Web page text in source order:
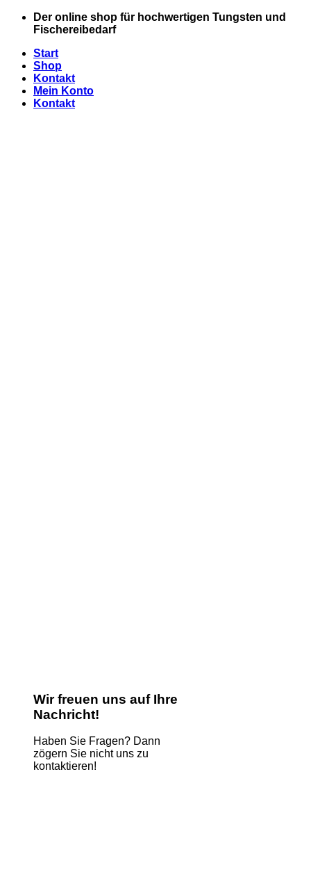
Zum
Der online shop für hochwertigen Tungsten und
Fischereibedarf
Start
Shop
Kontakt
Mein Konto
Kontakt
Wir freuen uns auf Ihre
Nachricht!
Haben Sie Fragen? Dann
zögern Sie nicht uns zu
kontaktieren!